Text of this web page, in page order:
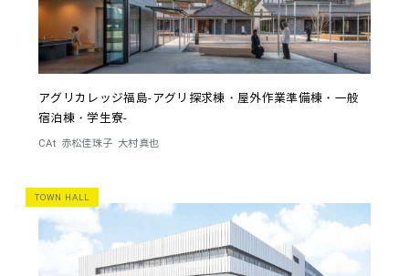
アグリカレッジ福島-アグリ探求棟・屋外作業準備棟・一般
宿泊棟・学生寮-
CAt 赤松佳珠子 大村真也
TOWN HALL